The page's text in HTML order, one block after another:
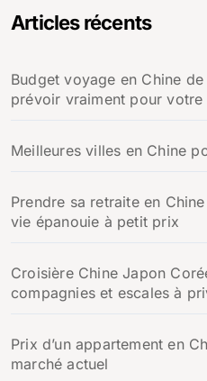
Articles récents
Budget voyage en Chine
prévoir vraiment pour votre
Meilleures villes en Chine
Prendre sa retraite en
vie épanouie à petit prix
Croisière Chine Japon
compagnies et escales à
Prix d’un appartement en
marché actuel